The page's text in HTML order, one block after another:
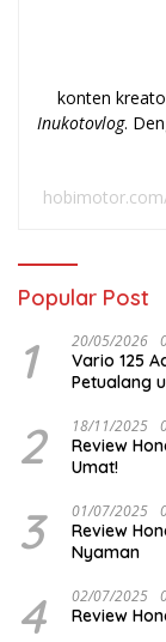
konten
Inukotovlog.
Popular Post
1 20/05/2026
Vario 125
Petualang
2 18/11/2025
Review
Umat!
3 01/07/2025
Review
Nyaman
4 02/07/2025
Review